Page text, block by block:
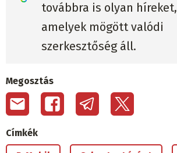
továbbra is olyan híreket,
amelyek mögött valódi
szerkesztőség áll.
Megosztás
Címkék